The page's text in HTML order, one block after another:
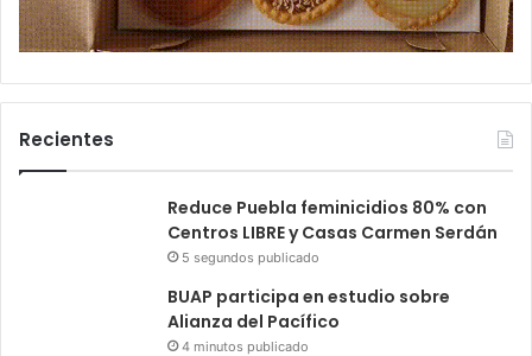
Recientes
Reduce Puebla feminicidios 80% con
Centros LIBRE y Casas Carmen Serdán
5 segundos publicado
BUAP participa en estudio sobre
Alianza del Pacífico
4 minutos publicado